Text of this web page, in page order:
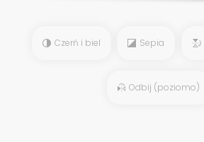
Czerń i biel Sepia
Odbij (poziomo)